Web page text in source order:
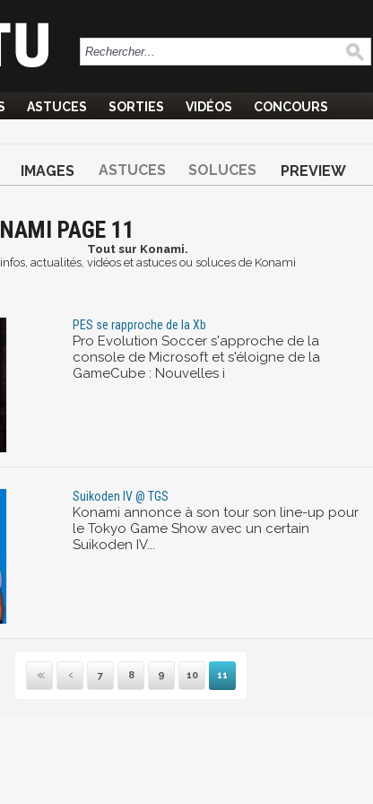
ASTUCES SORTIES VIDÉOS CONCOURS
IMAGES ASTUCES SOLUCES PREVIEW
PAGE 11
Tout sur Konami.
actualités, vidéos et astuces ou soluces de Konami
PES se rapproche de la Xb
Pro Evolution Soccer s'approche de la
console de Microsoft et s'éloigne de la
GameCube : Nouvelles i
Suikoden IV @ TGS
Konami annonce à son tour son line-up pour
le Tokyo Game Show avec un certain
Suikoden IV...
Première
Précédente
7 8 9 10 11